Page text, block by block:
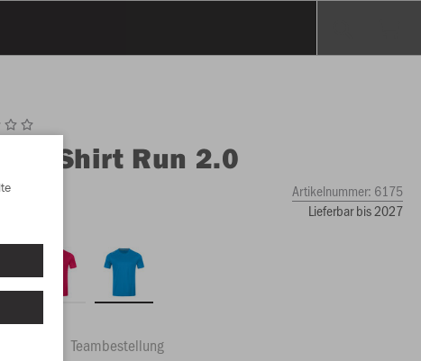
T-Shirt Run 2.0
Artikelnummer: 6175
Lieferbar bis 2027
Teambestellung